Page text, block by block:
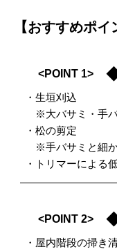
【おすすめポイ
<POINT 1>
・生垣刈込
※大バサミ・手バ
・松の剪定
※手バサミと細
・トリマーによる
<POINT 2>
・屋内階段の掃き